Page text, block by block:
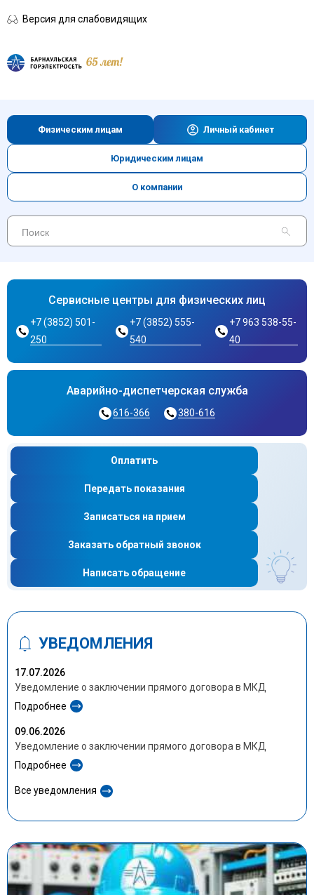
Версия для слабовидящих
Физическим лицам Личный кабинет
Юридическим лицам
О компании
Сервисные центры для физических лиц
+7 (3852) 501-
250
+7 (3852) 555-
540
+7 963 538-55-
40
Оплатить
Передать показания
Записаться на прием
Заказать обратный звонок
Написать обращение
Аварийно-диспетчерская служба
616-366 380-616
УВЕДОМЛЕНИЯ
17.07.2026
Уведомление о заключении прямого договора в МКД
Подробнее
09.06.2026
Уведомление о заключении прямого договора в МКД
Подробнее
Все уведомления